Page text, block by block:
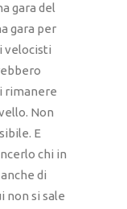
gara del
gara per
velocisti
rimanere
Non
E
chi in
di
non si sale